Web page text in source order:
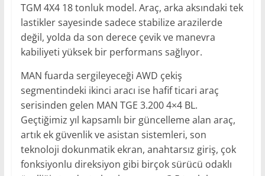
TGM 4X4 18 tonluk model. Araç, arka aksındaki tek
lastikler sayesinde sadece stabilize arazilerde
değil, yolda da son derece çevik ve manevra
kabiliyeti yüksek bir performans sağlıyor.
MAN fuarda sergileyeceği AWD çekiş
segmentindeki ikinci aracı ise hafif ticari araç
serisinden gelen MAN TGE 3.200 4×4 BL.
Geçtiğimiz yıl kapsamlı bir güncelleme alan araç,
artık ek güvenlik ve asistan sistemleri, son
teknoloji dokunmatik ekran, anahtarsız giriş, çok
fonksiyonlu direksiyon gibi birçok sürücü odaklı